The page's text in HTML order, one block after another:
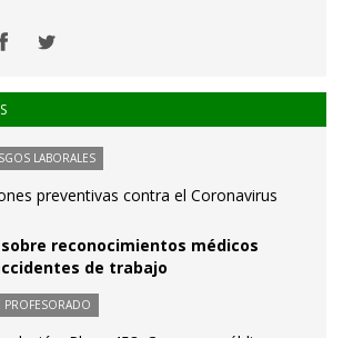
LABORALES
preventivas contra el Coronavirus
reconocimientos médicos
de trabajo